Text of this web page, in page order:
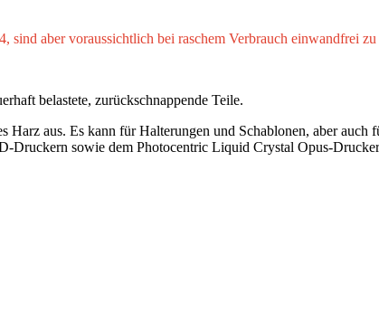
sind aber voraussichtlich bei raschem Verbrauch einwandfrei
belastete, zurückschnappende Teile.
Harz aus. Es kann für Halterungen und Schablonen, aber
sowie dem Photocentric Liquid Crystal Opus-